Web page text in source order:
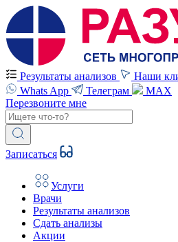
Результаты анализов Наши
Whats App
Телеграм
MAX
Перезвоните мне
Записаться
Услуги
Врачи
Результаты анализов
Сдать анализы
Акции